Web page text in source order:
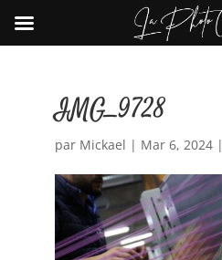
IMG_9728
par Mickael | Mar 6, 2024|